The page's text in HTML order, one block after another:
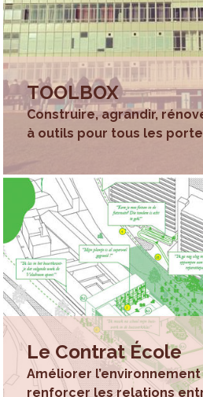
quartier et ainsi de contribuer à
la cohésion sociale de celui-ci.
En créant une société
L’école est un magnifique vecteur
Toutefois, en Région bruxelloise,
quittent l’école sans
au sein de l’école, la Région
dehors du temps scolaire et/ou
de l’école pourlutter contre le
chez les jeunes bruxellois.
En mettant à disposition
étudiantes et étudiants
supérieur
La plateformestudyspace
étudiantes sur les espaces
L’enquête « Panorama de lavie
Région d’identifier les besoins
en termes de logements, de
notamment. Enfin, un
TOOLBOX
Construire, agrandir,
à outils pour tous les
Le Contrat École
Améliorer
renforcer les relations